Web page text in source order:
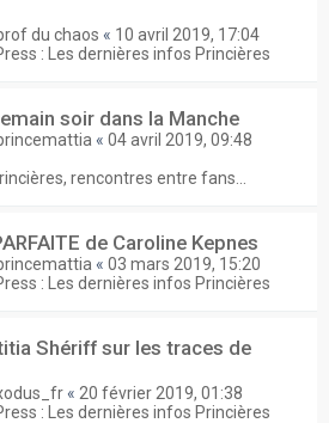
du chaos « 10 avril 2019, 17:04
: Les dernières infos Princières
soir dans la Manche
« 04 avril 2019, 09:48
rencontres entre fans...
de Caroline Kepnes
« 03 mars 2019, 15:20
: Les dernières infos Princières
Shériff sur les traces de
« 20 février 2019, 01:38
: Les dernières infos Princières